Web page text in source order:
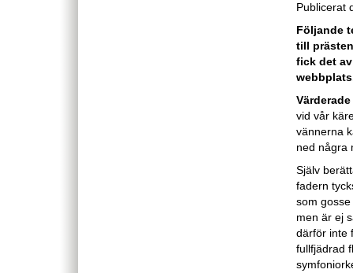
Publicerat
Följande
till
fick det
vid vår
vännerna
ned några
Själv
fadern
som
men är ej
därför inte
fullfjädrad